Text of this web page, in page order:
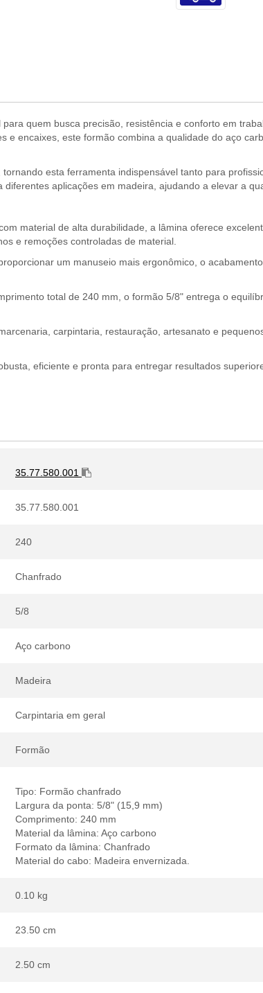
para quem busca precisão, resistência e conforto em
encaixes, este formão combina a qualidade do aço
esta ferramenta indispensável tanto para
aplicações em madeira, ajudando a elevar a
material de alta durabilidade, a lâmina oferece
e remoções controladas de material.
um manuseio mais ergonômico, o
total de 240 mm, o formão 5/8" entrega o
carpintaria, restauração, artesanato e
eficiente e pronta para entregar resultados
35.77.580.001
35.77.580.001
240
Chanfrado
5/8
Aço carbono
Madeira
Carpintaria em geral
Formão
Tipo: Formão chanfrado
Largura da ponta: 5/8" (15,9 mm)
Comprimento: 240 mm
Material da lâmina: Aço carbono
Formato da lâmina: Chanfrado
Material do cabo: Madeira envernizada.
0.10 kg
23.50 cm
2.50 cm